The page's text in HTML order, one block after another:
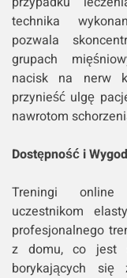
technika
pozwala
grupach
nacisk na nerw
przynieść ulgę
nawrotom
Dostępność i
Treningi
uczestnikom
profesjonalnego
z domu, co jest
borykających się